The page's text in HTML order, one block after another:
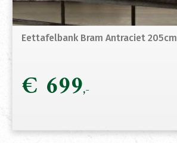
Eettafelbank Bram Antraciet 205cm
€ 699